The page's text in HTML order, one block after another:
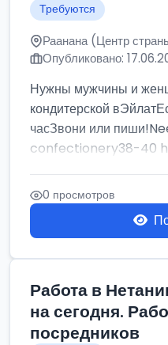
Требуются
Раанана (Центр
Опубликовано:
Нужны мужчины и
кондитерской
часЗвони или
confectionery38-40
0 просмотров
Работа в
на сегодня.
посредников